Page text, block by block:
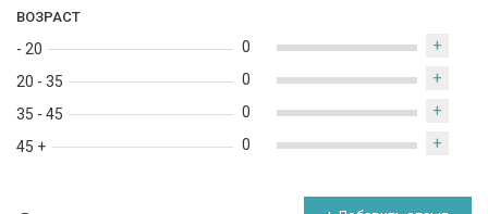
ВОЗРАСТ
- 20
20 - 35
35 - 45
45 +
0 +
0 +
0 +
0 +